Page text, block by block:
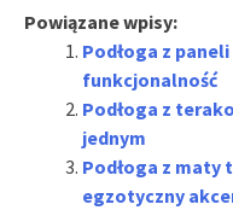
Powiązane wpisy:
Podłoga z
funkcjonalność
Podłoga z
jednym
Podłoga z maty
egzotyczny